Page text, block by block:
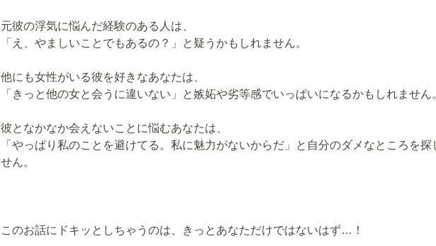
元彼の浮気に悩んだ経験のある人は、
「え、やましいことでもあるの？」と疑うかもしれません。
他にも女性がいる彼を好きなあなたは、
「きっと他の女と会うに違いない」と嫉妬や劣等感でいっぱいになるかもしれません
彼となかなか会えないことに悩むあなたは、
「やっぱり私のことを避けてる。私に魅力がないからだ」と自分のダメなところを
せん。
このお話にドキッとしちゃうのは、きっとあなただけではないはず…！